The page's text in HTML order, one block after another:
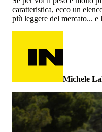
caratteristica, ecco un
più leggere del mercato...
Michele